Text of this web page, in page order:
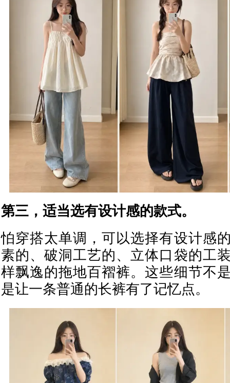
第三，适当选有设计感的款式。
怕穿搭太单调，可以选择有设计感
素的、破洞工艺的、立体口袋的工
样飘逸的拖地百褶裤。这些细节不
是让一条普通的长裤有了记忆点。